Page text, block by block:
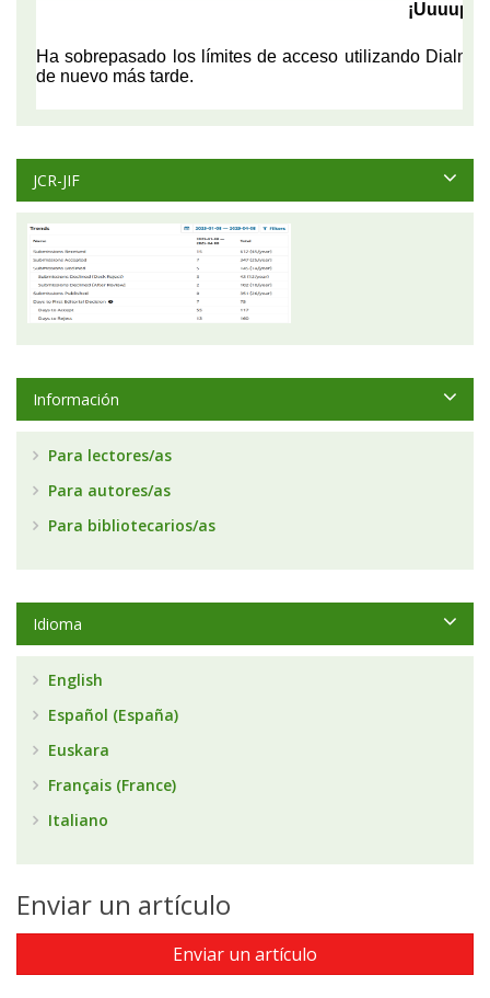
JCR-JIF
Información
Para lectores/as
Para autores/as
Para bibliotecarios/as
Idioma
English
Español (España)
Euskara
Français (France)
Italiano
Enviar un artículo
Enviar un artículo